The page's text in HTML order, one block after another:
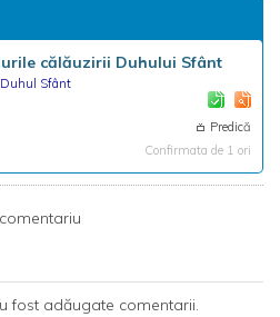
călăuzirii Duhului Sfânt
Duhul Sfânt
Predică
Confirmata de 1 ori
fost adăugate comentarii.